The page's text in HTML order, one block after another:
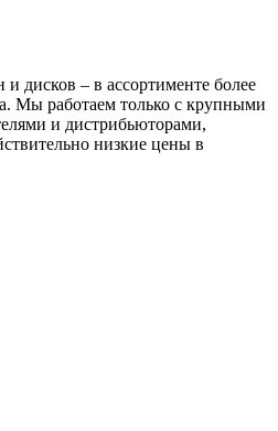
H
дисков – в ассортименте более
Мы работаем только с крупными
и дистрибьюторами,
низкие цены в